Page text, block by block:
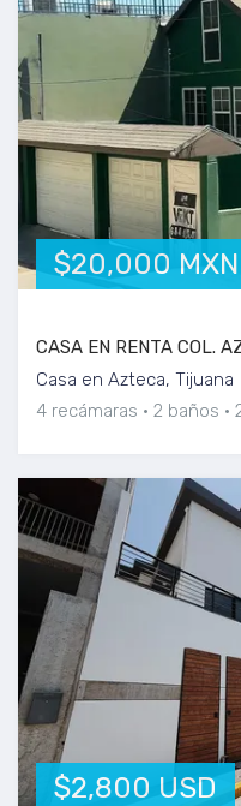
$20,000 MXN
CASA EN RENTA COL.
Casa en Azteca, Tijuana
4 recámaras
2 baños
$2,800 USD